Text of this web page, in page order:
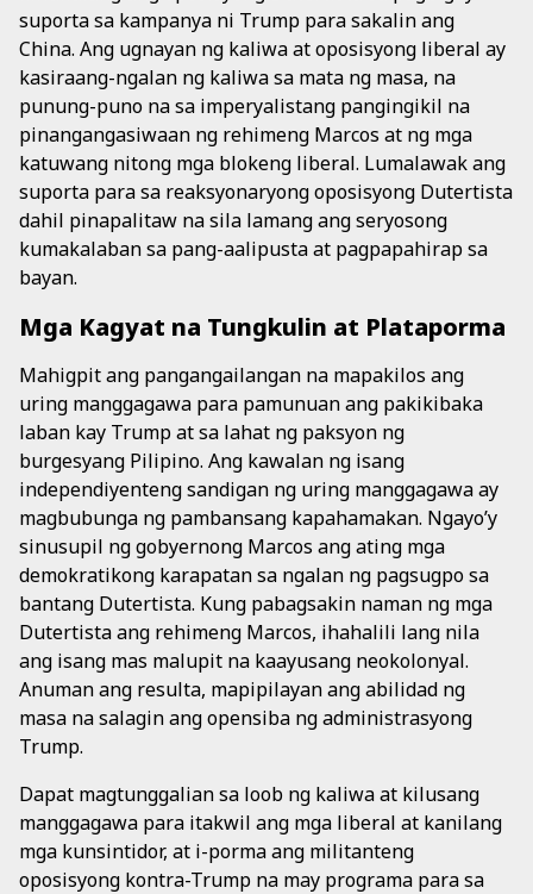
suporta sa kampanya ni Trump para sakalin ang
China. Ang ugnayan ng kaliwa at oposisyong liberal ay
kasiraang-ngalan ng kaliwa sa mata ng masa, na
punung-puno na sa imperyalistang pangingikil na
pinangangasiwaan ng rehimeng Marcos at ng mga
katuwang nitong mga blokeng liberal. Lumalawak ang
suporta para sa reaksyonaryong oposisyong Dutertista
dahil pinapalitaw na sila lamang ang seryosong
kumakalaban sa pang-aalipusta at pagpapahirap sa
bayan.
Mga Kagyat na Tungkulin at Plataporma
Mahigpit ang pangangailangan na mapakilos ang
uring manggagawa para pamunuan ang pakikibaka
laban kay Trump at sa lahat ng paksyon ng
burgesyang Pilipino. Ang kawalan ng isang
independiyenteng sandigan ng uring manggagawa ay
magbubunga ng pambansang kapahamakan. Ngayo’y
sinusupil ng gobyernong Marcos ang ating mga
demokratikong karapatan sa ngalan ng pagsugpo sa
bantang Dutertista. Kung pabagsakin naman ng mga
Dutertista ang rehimeng Marcos, ihahalili lang nila
ang isang mas malupit na kaayusang neokolonyal.
Anuman ang resulta, mapipilayan ang abilidad ng
masa na salagin ang opensiba ng administrasyong
Trump.
Dapat magtunggalian sa loob ng kaliwa at kilusang
manggagawa para itakwil ang mga liberal at kanilang
mga kunsintidor, at i-porma ang militanteng
oposisyong kontra-Trump na may programa para sa